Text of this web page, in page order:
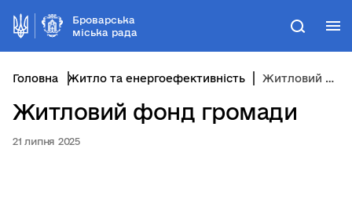
Броварська
міська рада
Пошук
Головна Житло та енергоефективність Житловий фонд громади
Житловий фонд громади
21 липня 2025